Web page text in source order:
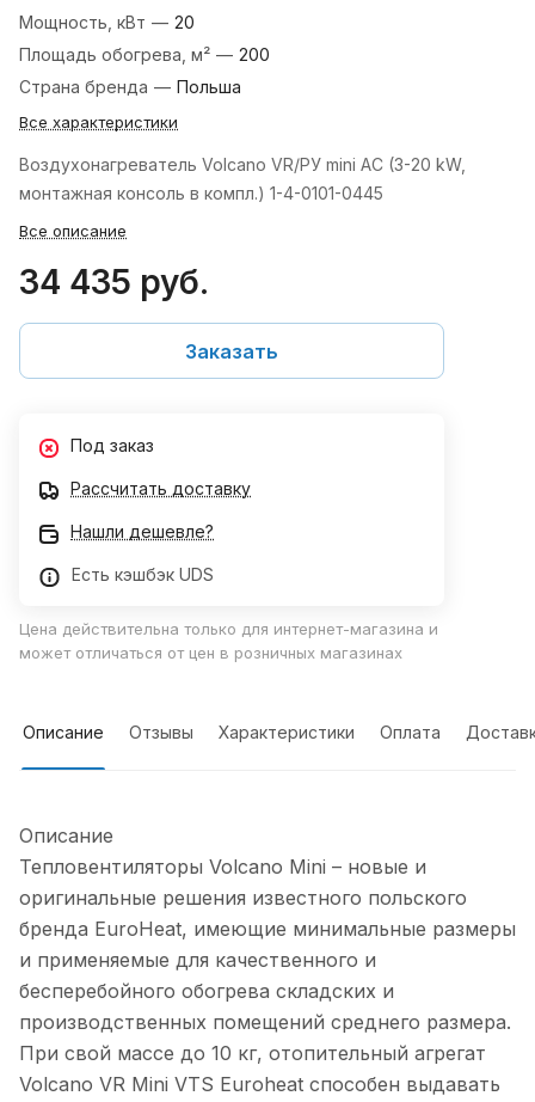
Мощность, кВт — 20
Площадь обогрева, м² — 200
Страна бренда — Польша
Все характеристики
Воздухонагреватель Volcano VR/РУ mini AC (3-20 kW,
монтажная консоль в компл.) 1-4-0101-0445
Все описание
34 435 руб.
Заказать
Под заказ
Рассчитать доставку
Нашли дешевле?
Есть кэшбэк UDS
Цена действительна только для интернет-магазина и
может отличаться от цен в розничных магазинах
Описание Отзывы Характеристики Оплата
Описание
Тепловентиляторы Volcano Mini – новые и
оригинальные решения известного польского
бренда EuroHeat, имеющие минимальные размеры
и применяемые для качественного и
бесперебойного обогрева складских и
производственных помещений среднего размера.
При свой массе до 10 кг, отопительный агрегат
Volcano VR Mini VTS Euroheat способен выдавать